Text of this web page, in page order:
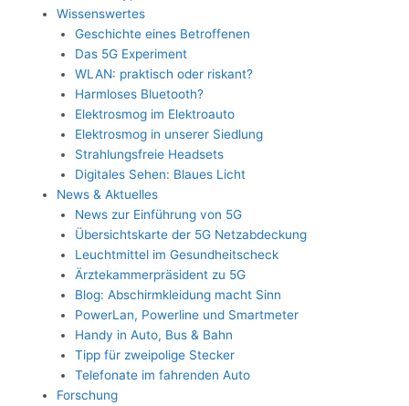
Wissenswertes
Geschichte eines Betroffenen
Das 5G Experiment
WLAN: praktisch oder riskant?
Harmloses Bluetooth?
Elektrosmog im Elektroauto
Elektrosmog in unserer Siedlung
Strahlungsfreie Headsets
Digitales Sehen: Blaues Licht
News & Aktuelles
News zur Einführung von 5G
Übersichtskarte der 5G Netzabdeckung
Leuchtmittel im Gesundheitscheck
Ärztekammerpräsident zu 5G
Blog: Abschirmkleidung macht Sinn
PowerLan, Powerline und Smartmeter
Handy in Auto, Bus & Bahn
Tipp für zweipolige Stecker
Telefonate im fahrenden Auto
Forschung